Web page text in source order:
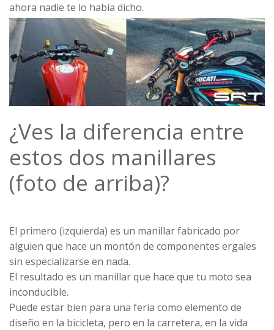
ahora nadie te lo había dicho.
¿Ves la diferencia entre
estos dos manillares
(foto de arriba)?
El primero (izquierda) es un manillar fabricado por
alguien que hace un montón de componentes ergales
sin especializarse en nada.
El resultado es un manillar que hace que tu moto sea
inconducible.
Puede estar bien para una feria como elemento de
diseño en la bicicleta, pero en la carretera, en la vida